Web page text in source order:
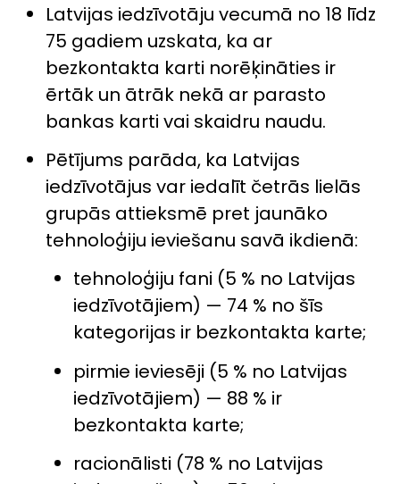
Latvijas iedzīvotāju vecumā no 18 līdz
75 gadiem uzskata, ka ar
bezkontakta karti norēķināties ir
ērtāk un ātrāk nekā ar parasto
bankas karti vai skaidru naudu.
Pētījums parāda, ka Latvijas
iedzīvotājus var iedalīt četrās lielās
grupās attieksmē pret jaunāko
tehnoloģiju ieviešanu savā ikdienā:
tehnoloģiju fani (5 % no Latvijas
iedzīvotājiem) — 74 % no šīs
kategorijas ir bezkontakta karte;
pirmie ieviesēji (5 % no Latvijas
iedzīvotājiem) — 88 % ir
bezkontakta karte;
racionālisti (78 % no Latvijas